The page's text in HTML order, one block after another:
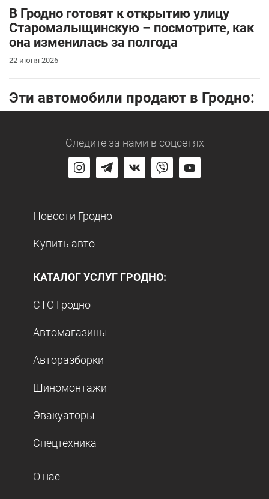
В Гродно готовят к открытию улицу
Старомалыщинскую – посмотрите, как
она изменилась за полгода
22 июня 2026
Эти автомобили продают в Гродно:
Следите за нами в соцсетях
Новости Гродно
Купить авто
КАТАЛОГ УСЛУГ ГРОДНО:
СТО Гродно
Автомагазины
Авторазборки
Шиномонтажи
Эвакуаторы
Спецтехника
О нас